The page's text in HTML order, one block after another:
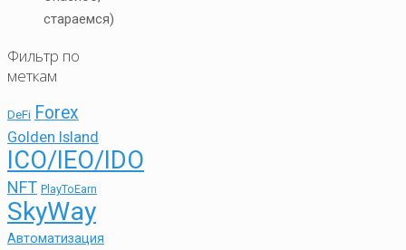
стараемся)
Фильтр по
меткам
DeFi Forex
Golden Island
ICO/IEO/IDO
NFT PlayToEarn
SkyWay
Автоматизация